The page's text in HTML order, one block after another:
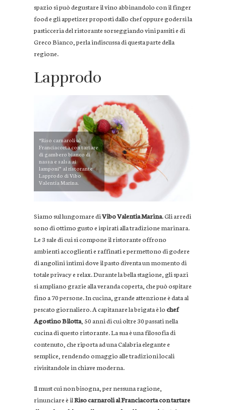
spazio si può degustare il vino abbinandolo con il finger
food e gli appetizer proposti dallo chef oppure godersi la
pasticceria del ristorante sorseggiando vini passiti e di
Greco Bianco, perla indiscussa di questa parte della
regione.
Lapprodo
“Riso carnaroli al
Franciacorta con tartare
di gambero bianco di
nassa e salsa ai
lamponi” al ristorante
Lapprodo di Vibo
Valentia Marina.
Siamo sul lungomare diVibo Valentia Marina. Gli arredi
sono di ottimo gusto e ispirati alla tradizione marinara.
Le 3 sale di cui si compone il ristorante offrono
ambienti accoglienti e raffinati e permettono di godere
di angolini intimi dove il pasto diventa un momento di
totale privacy e relax. Durante la bella stagione, gli spazi
si ampliano grazie alla veranda coperta, che può ospitare
fino a 70 persone. In cucina, grande attenzione è data al
pescato giornaliero. A capitanare la brigata è lochef
Agostino Bilotta, 50 anni di cui oltre 30 passati nella
cucina di questo ristorante. La sua è una filosofia di
contenuto, che riporta ad una Calabria elegante e
semplice, rendendo omaggio alle tradizioni locali
rivisitandole in chiave moderna.
Il must cui non bisogna, per nessuna ragione,
rinunciare è ilRiso carnaroli al Franciacorta con tartare